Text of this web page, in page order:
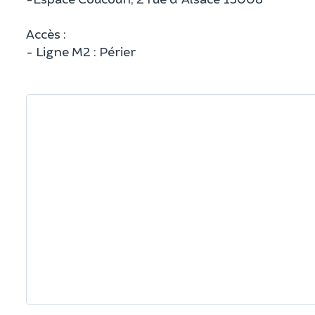
Accès :
- Ligne M2 : Périer